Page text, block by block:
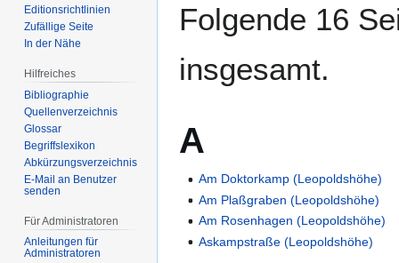
Folgende 16
insgesamt.
A
Am Doktorkamp (Leopoldshöhe)
Am Plaßgraben (Leopoldshöhe)
Am Rosenhagen (Leopoldshöhe)
Askampstraße (Leopoldshöhe)
Editionsrichtlinien
Zufällige Seite
In der Nähe
Hilfreiches
Bibliographie
Quellenverzeichnis
Glossar
Begriffslexikon
Abkürzungsverzeichnis
E-Mail an Benutzer
senden
Für Administratoren
Anleitungen für
Administratoren